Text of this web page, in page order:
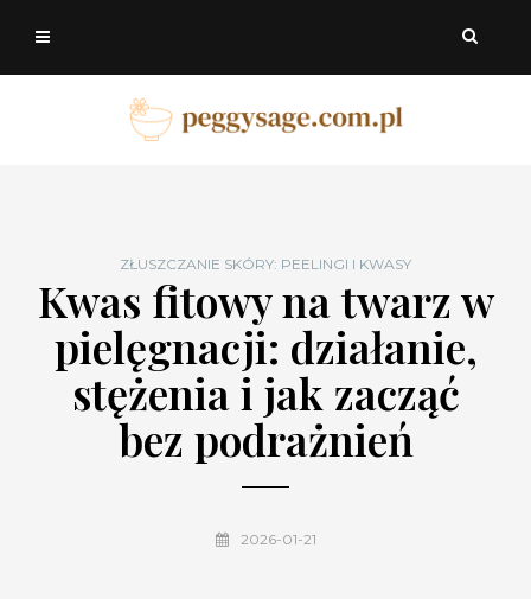
ZŁUSZCZANIE SKÓRY: PEELINGI I KWASY
Kwas fitowy na twarz w
pielęgnacji: działanie,
stężenia i jak zacząć
bez podrażnień
2026-01-21